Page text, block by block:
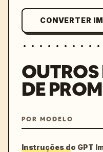
CONVERTER
OUTROS
DE
POR MODELO
Instruções do GPT